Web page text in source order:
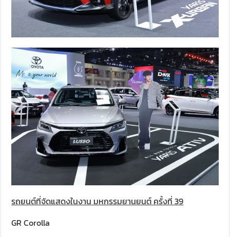
รถยนต์ที่จัดแสดงในงาน มหกรรมยานยนต์ ครั้งที่ 39
GR Corolla